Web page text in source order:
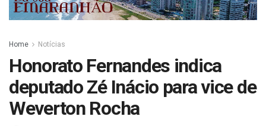
Home Notícias
Honorato Fernandes indica
deputado Zé Inácio para vice de
Weverton Rocha